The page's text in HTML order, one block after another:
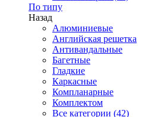
По типу
Назад
Алюминиевые
Английская решетка
Антивандальные
Багетные
Гладкие
Каркасные
Компланарные
Комплектом
Все категории (42)